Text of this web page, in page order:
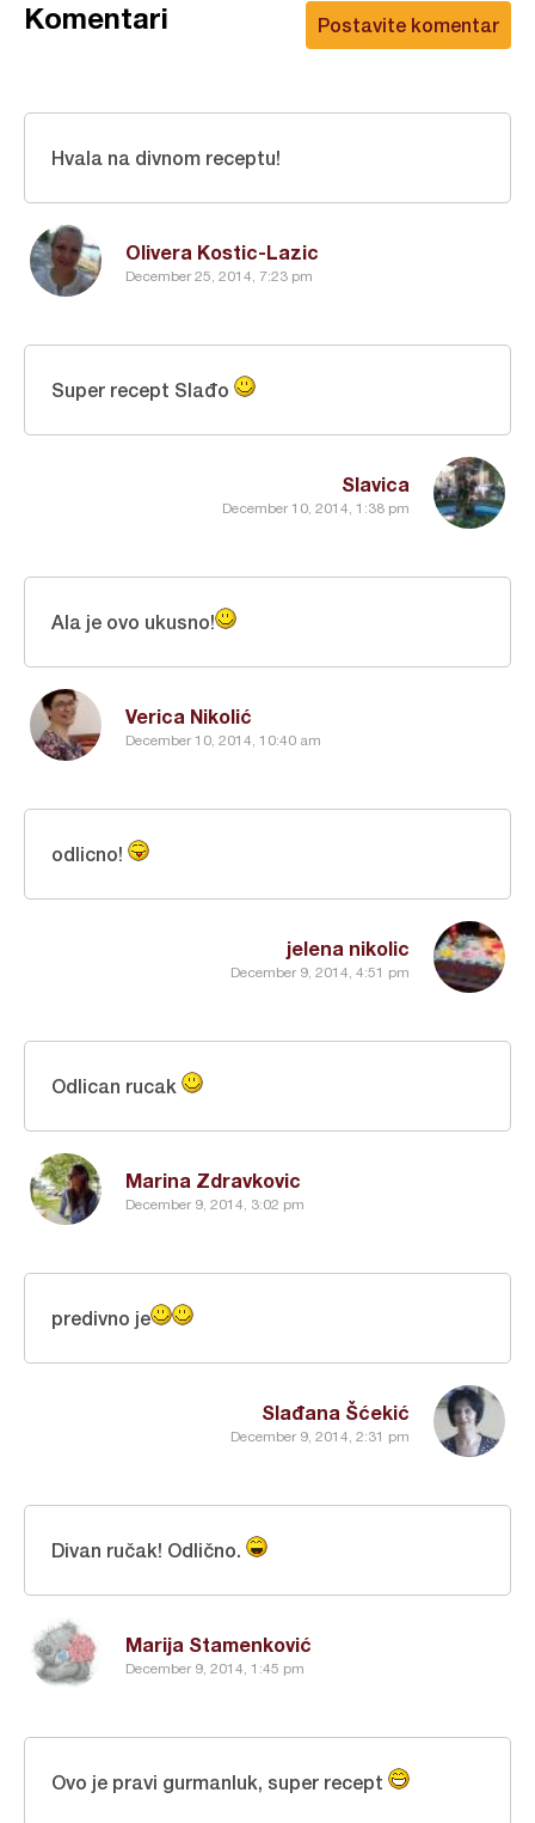
Postavite komentar
Komentari
Olivera Kostic-Lazic
December 25, 2014, 7:23 pm
Hvala na divnom receptu!
Slavica
December 10, 2014, 1:38 pm
Super recept Slađo
Verica Nikolić
December 10, 2014, 10:40 am
Ala je ovo ukusno!
jelena nikolic
December 9, 2014, 4:51 pm
odlicno!
Marina Zdravkovic
December 9, 2014, 3:02 pm
Odlican rucak
Slađana Šćekić
December 9, 2014, 2:31 pm
predivno je
Marija Stamenković
December 9, 2014, 1:45 pm
Divan ručak! Odlično.
Ovo je pravi gurmanluk, super recept